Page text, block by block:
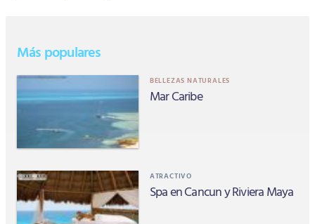
Más populares
BELLEZAS NATURALES
Mar Caribe
ATRACTIVO
Spa en Cancun y Riviera Maya